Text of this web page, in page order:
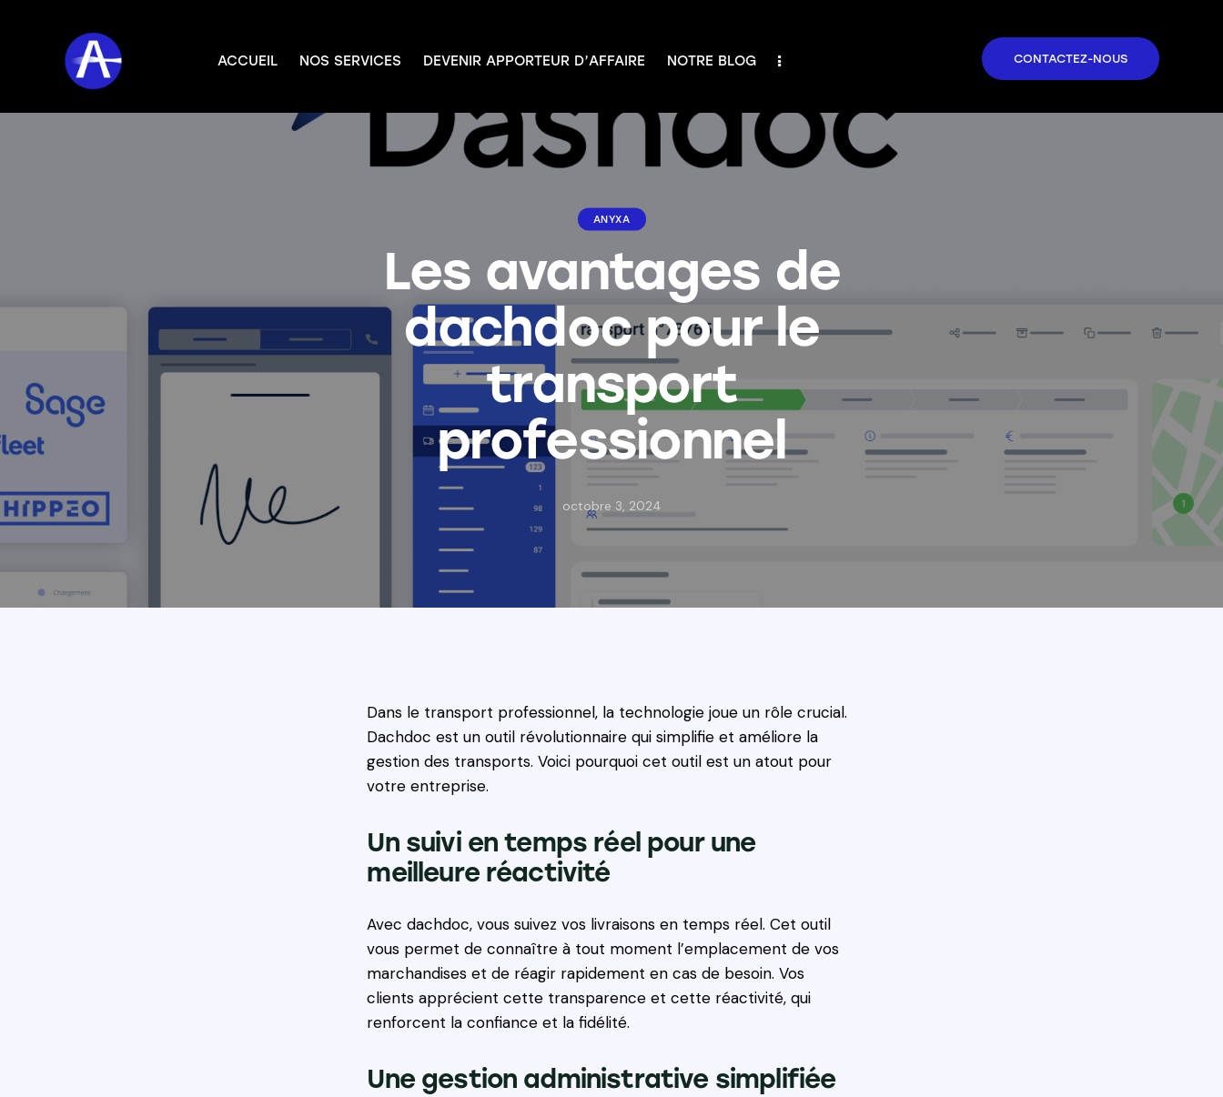
ACCUEIL NOS SERVICES DEVENIR APPORTEUR D’AFFAIRE NOTRE BLOG CONTACTEZ-NOUS
DEVENIR APPORTEUR D’AFFAIRE NOTRE BLOG
ANYXA
Les avantages de
dachdoc pour le
transport
professionnel
octobre 3, 2024
Dans le transport professionnel, la technologie joue un rôle crucial.
Dachdoc est un outil révolutionnaire qui simplifie et améliore la
gestion des transports. Voici pourquoi cet outil est un atout pour
votre entreprise.
Un suivi en temps réel pour une
meilleure réactivité
Avec dachdoc, vous suivez vos livraisons en temps réel. Cet outil
vous permet de connaître à tout moment l’emplacement de vos
marchandises et de réagir rapidement en cas de besoin. Vos
clients apprécient cette transparence et cette réactivité, qui
renforcent la confiance et la fidélité.
Une gestion administrative simplifiée